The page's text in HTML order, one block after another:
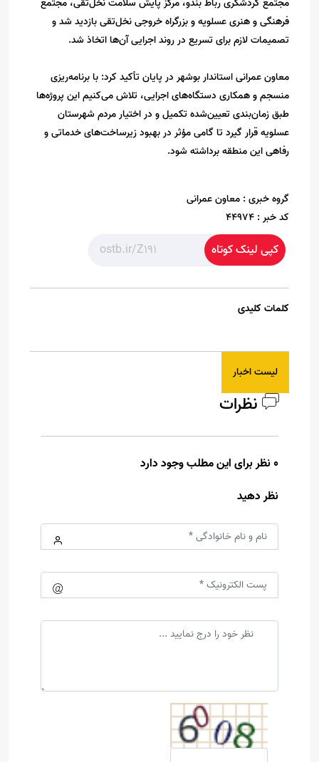
فرهنگی و هنری عسلویه و بزرگراه خروجی نخل‌تقی بازدید شد و
تصمیمات لازم برای تسریع در روند اجرایی آن‌ها اتخاذ شد.
معاون عمرانی استاندار بوشهر در پایان تأکید کرد: با برنامه‌ریزی
منسجم و همکاری دستگاه‌های اجرایی، تلاش می‌کنیم این پروژه‌ها
طبق زمان‌بندی تعیین‌شده تکمیل و در اختیار مردم شهرستان
عسلویه قرار گیرد تا گامی مؤثر در بهبود زیرساخت‌های خدماتی و
رفاهی این منطقه برداشته شود.
گروه خبری : معاون عمرانی
کد خبر : 44974
کپی لینک کوتاه
کلمات کلیدی
لیست اخبار
نظرات
0 نظر برای این مطلب وجود دارد
نظر دهید